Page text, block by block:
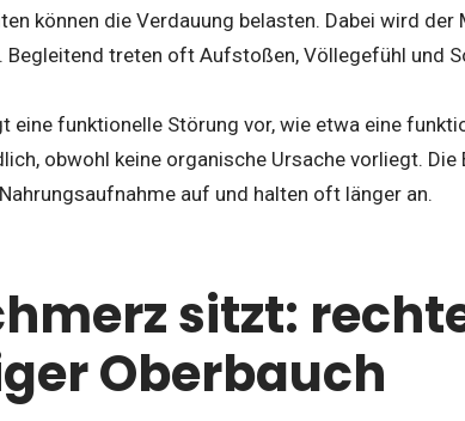
können die Verdauung belasten. Dabei wird der
Begleitend treten oft Aufstoßen, Völlegefühl und
eine funktionelle Störung vor, wie etwa eine
obwohl keine organische Ursache vorliegt.
auf und halten oft länger an.
sitzt:
Oberbauch